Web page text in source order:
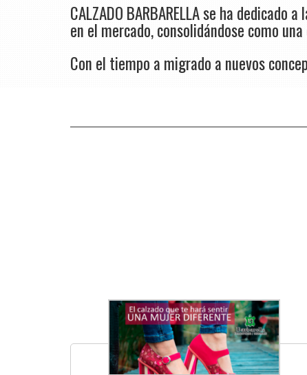
CALZADO BARBARELLA se ha
en el mercado, consolidándose como
Con el tiempo a migrado a nuevos